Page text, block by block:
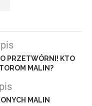
PRZETWÓRNI! KTO
MALIN?
MALIN